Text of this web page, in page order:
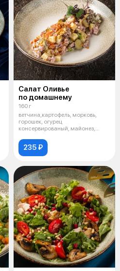
Салат Оливье
по домашнему
160 г
ветчина,картофель, морковь,
горошек, огурец
консервированый, майонез,
235 ₽